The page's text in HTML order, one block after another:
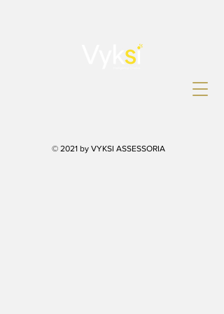
© 2021 by VYKSI ASSESSORIA